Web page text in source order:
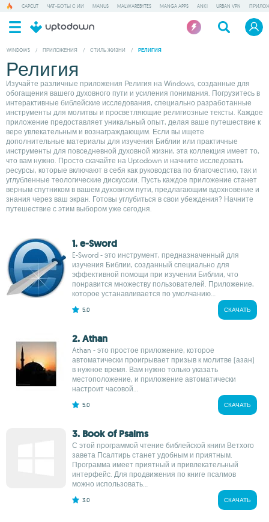
CAPCUT ЧАТ-БОТЫ С ИИ MANUS MALWAREBYTES MANGA APPS ANKI URBAN VPN
WINDOWS / ПРИЛОЖЕНИЯ / СТИЛЬ ЖИЗНИ / РЕЛИГИЯ
Религия
Изучайте различные приложения Религия на Windows, созданные для
обогащения вашего духовного пути и усиления понимания. Погрузитесь в
интерактивные библейские исследования, специально разработанные
инструменты для молитвы и просветляющие религиозные тексты. Каждое
приложение предоставляет уникальный опыт, делая ваше путешествие к
вере увлекательным и вознаграждающим. Если вы ищете
дополнительные материалы для изучения Библии или практичные
инструменты для повседневной духовной жизни, эта коллекция имеет то,
что вам нужно. Просто скачайте на Uptodown и начните исследовать
ресурсы, которые включают в себя как руководства по благочестию, так и
углубленные теологические дискуссии. Пусть каждое приложение станет
верным спутником в вашем духовном пути, предлагающим вдохновение и
знания через ваш экран. Готовы углубиться в свои убеждения? Начните
путешествие с этим выбором уже сегодня.
1. e-Sword
E-Sword - это инструмент, предназначенный для
изучения Библии, созданный специально для
эффективной помощи при изучении Библии, что
понравится множеству пользователей. Приложение,
которое устанавливается по умолчанию...
5.0 СКАЧАТЬ
2. Athan
Athan - это простое приложение, которое
автоматически проигрывает призыв к молитве (азан)
в нужное время. Вам нужно только указать
местоположение, и приложение автоматически
настроит часовой...
5.0 СКАЧАТЬ
3. Book of Psalms
С этой программой чтение библейской книги Ветхого
завета Псалтирь станет удобным и приятным.
Программа имеет приятный и привлекательный
интерфейс. Для продвижения по книге псалмов
можно использовать...
3.0 СКАЧАТЬ